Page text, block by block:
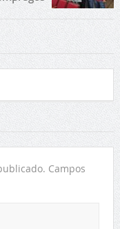
Campos